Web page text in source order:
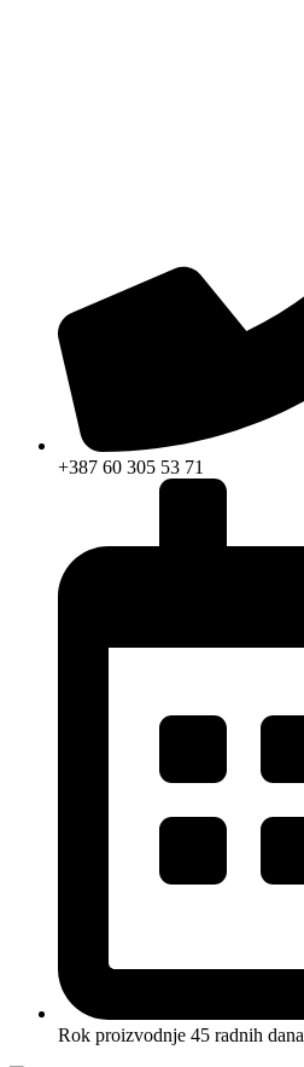
+387 60 305 53 71
Rok proizvodnje 45 radnih dana